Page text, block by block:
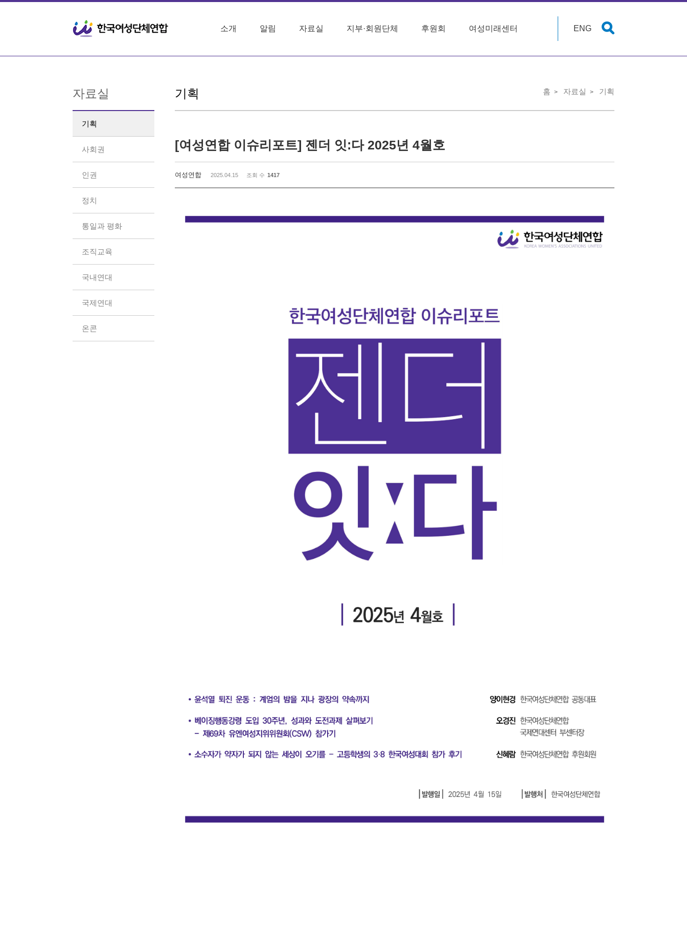
소개 알림 자료실 지부·회원단체 후원회 여성미래센터 ENG
자료실
기획
사회권
인권
정치
통일과 평화
조직교육
국내연대
국제연대
온콘
기획 홈 자료실 기획
[여성연합 이슈리포트] 젠더 잇:다 2025년 4월호
여성연합 2025.04.15 조회 수 1417